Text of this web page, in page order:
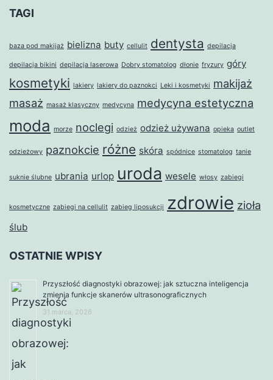
TAGI
baza pod makijaż bielizna buty cellulit dentysta depilacja
depilacja bikini depilacja laserowa Dobry stomatolog dłonie fryzury góry
kosmetyki lakiery lakiery do paznokci Leki i kosmetyki makijaż
masaż masaż klasyczny medycyna medycyna estetyczna
moda morze noclegi odzież odzież używana opieka outlet
odzieżowy paznokcie różne skóra spódnice stomatolog tanie
suknie ślubne ubrania urlop uroda wesele włosy zabiegi
kosmetyczne zabiegi na cellulit zabieg liposukcji zdrowie zioła
ślub
OSTATNIE WPISY
Przyszłość diagnostyki obrazowej: jak sztuczna inteligencja
zmienia funkcje skanerów ultrasonograficznych
31 marca, 2026